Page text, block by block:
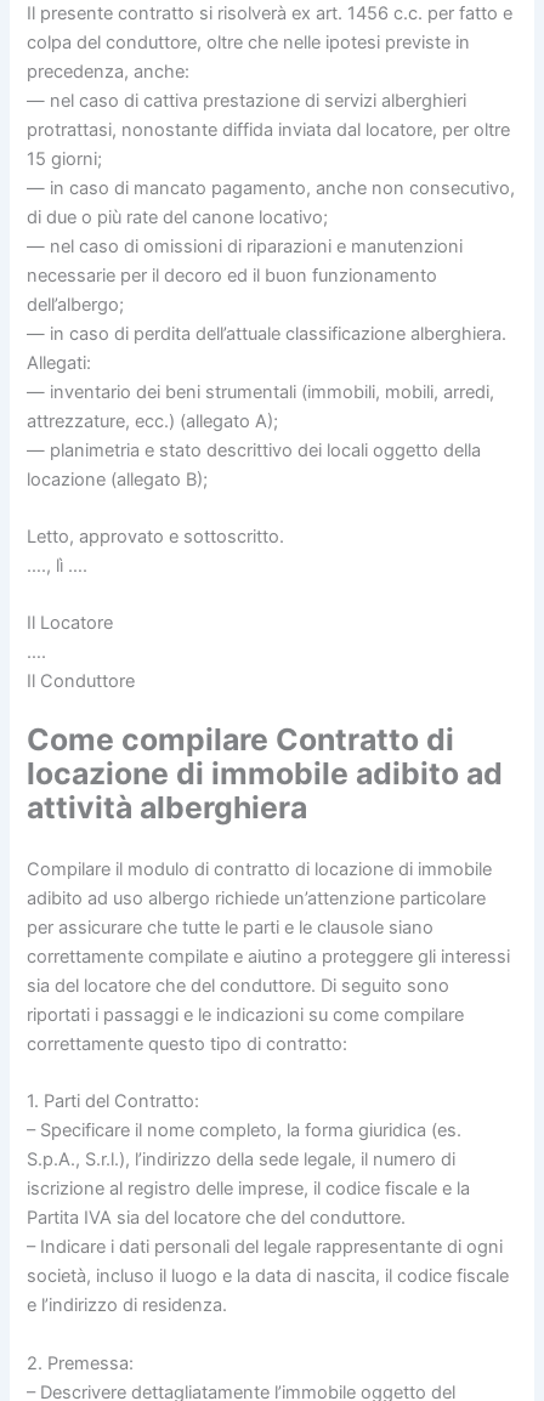
Il presente contratto si risolverà ex art. 1456 c.c. per fatto e
colpa del conduttore, oltre che nelle ipotesi previste in
precedenza, anche:
— nel caso di cattiva prestazione di servizi alberghieri
protrattasi, nonostante diffida inviata dal locatore, per oltre
15 giorni;
— in caso di mancato pagamento, anche non consecutivo,
di due o più rate del canone locativo;
— nel caso di omissioni di riparazioni e manutenzioni
necessarie per il decoro ed il buon funzionamento
dell’albergo;
— in caso di perdita dell’attuale classificazione alberghiera.
Allegati:
— inventario dei beni strumentali (immobili, mobili, arredi,
attrezzature, ecc.) (allegato A);
— planimetria e stato descrittivo dei locali oggetto della
locazione (allegato B);
Letto, approvato e sottoscritto.
…., lì ….
Il Locatore
….
Il Conduttore
Come compilare Contratto di
locazione di immobile adibito ad
attività alberghiera
Compilare il modulo di contratto di locazione di immobile
adibito ad uso albergo richiede un’attenzione particolare
per assicurare che tutte le parti e le clausole siano
correttamente compilate e aiutino a proteggere gli interessi
sia del locatore che del conduttore. Di seguito sono
riportati i passaggi e le indicazioni su come compilare
correttamente questo tipo di contratto:
1. Parti del Contratto:
– Specificare il nome completo, la forma giuridica (es.
S.p.A., S.r.l.), l’indirizzo della sede legale, il numero di
iscrizione al registro delle imprese, il codice fiscale e la
Partita IVA sia del locatore che del conduttore.
– Indicare i dati personali del legale rappresentante di ogni
società, incluso il luogo e la data di nascita, il codice fiscale
e l’indirizzo di residenza.
2. Premessa:
– Descrivere dettagliatamente l’immobile oggetto del